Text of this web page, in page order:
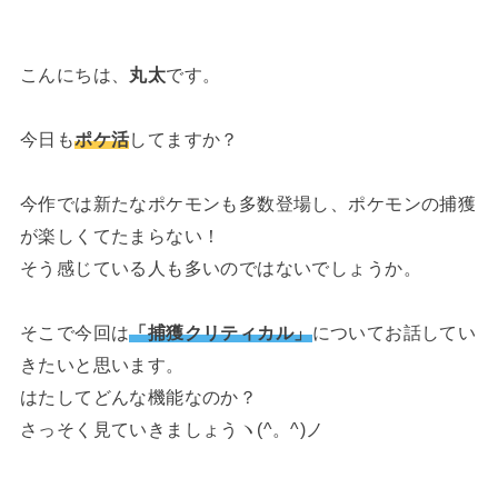
こんにちは、 丸太です。
今日もポケ活してますか？
今作では新たなポケモンも多数登場し、ポケモンの捕獲
が楽しくてたまらない！
そう感じている人も多いのではないでしょうか。
そこで今回は「捕獲クリティカル」についてお話してい
きたいと思います。
はたしてどんな機能なのか？
さっそく見ていきましょうヽ(^。^)ノ